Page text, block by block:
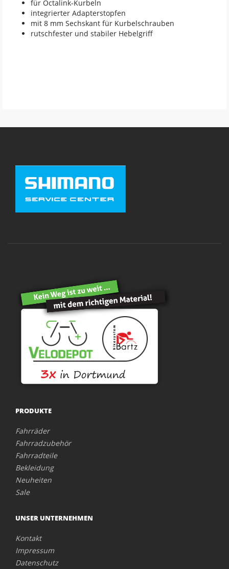
für Octalink-Kurbeln
integrierter Adapterstopfen
mit 8 mm Sechskant für Kurbelschrauben
rutschfester und stabiler Hebelgriff
PRODUKTE
Fahrräder
Fahrradzubehör
Fahrradteile
Bekleidung
Neuheiten
Sale
UNSER UNTERNEHMEN
Kontakt
Impressum
Datenschutz